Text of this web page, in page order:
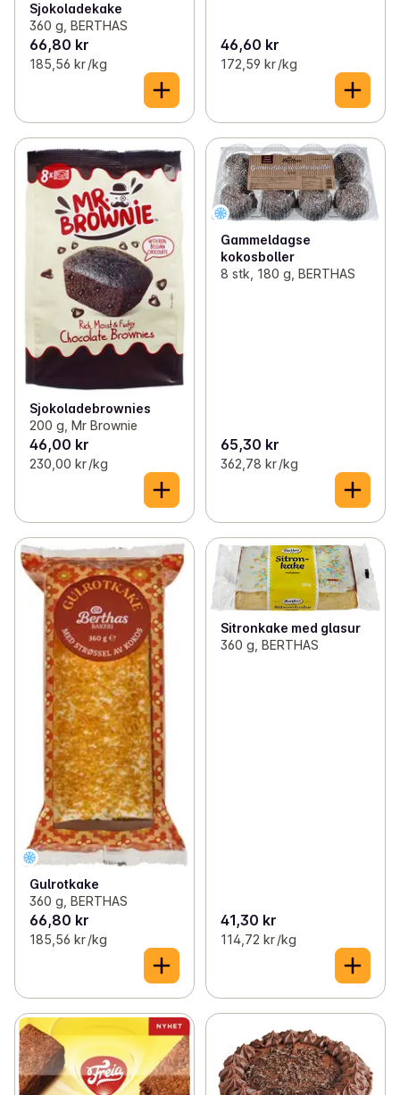
Sjokoladekake
360 g, BERTHAS
66,80 kr
185,56 kr /kg
46,60 kr
172,59 kr /kg
Sjokoladebrownies
200 g, Mr Brownie
46,00 kr
230,00 kr /kg
Gammeldagse
kokosboller
8 stk, 180 g, BERTHAS
65,30 kr
362,78 kr /kg
Gulrotkake
360 g, BERTHAS
66,80 kr
185,56 kr /kg
Sitronkake med glasur
360 g, BERTHAS
41,30 kr
114,72 kr /kg